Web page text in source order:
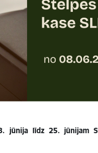
jūnija līdz 25. jūnijam